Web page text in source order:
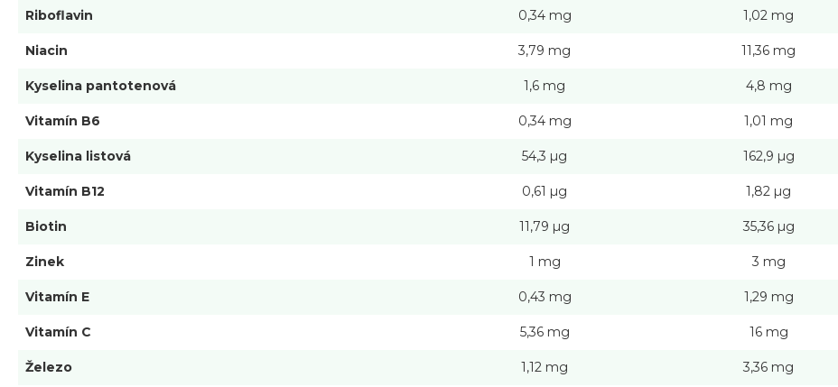
Riboflavin 0,34 mg 1,02 mg
Niacin 3,79 mg 11,36 mg
Kyselina pantotenová 1,6 mg 4,8 mg
Vitamín B6 0,34 mg 1,01 mg
Kyselina listová 54,3 µg 162,9 µg
Vitamín B12 0,61 µg 1,82 µg
Biotin 11,79 µg 35,36 µg
Zinek 1 mg 3 mg
Vitamín E 0,43 mg 1,29 mg
Vitamín C 5,36 mg 16 mg
Železo 1,12 mg 3,36 mg